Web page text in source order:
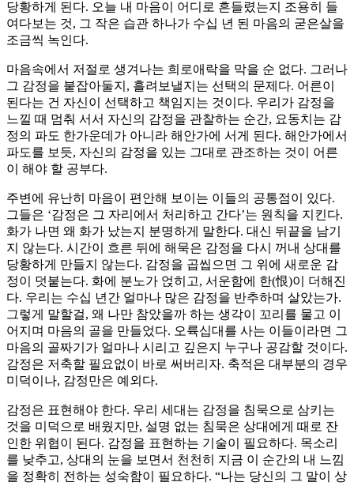
당황하게 된다. 오늘 내 마음이 어디로 흔들렸는지 조용히 들
여다보는 것, 그 작은 습관 하나가 수십 년 된 마음의 굳은살을
조금씩 녹인다.
마음속에서 저절로 생겨나는 희로애락을 막을 순 없다. 그러나
그 감정을 붙잡아둘지, 흘려보낼지는 선택의 문제다. 어른이
된다는 건 자신이 선택하고 책임지는 것이다. 우리가 감정을
느낄 때 멈춰 서서 자신의 감정을 관찰하는 순간, 요동치는 감
정의 파도 한가운데가 아니라 해안가에 서게 된다. 해안가에서
파도를 보듯, 자신의 감정을 있는 그대로 관조하는 것이 어른
이 해야 할 공부다.
주변에 유난히 마음이 편안해 보이는 이들의 공통점이 있다.
그들은 ‘감정은 그 자리에서 처리하고 간다’는 원칙을 지킨다.
화가 나면 왜 화가 났는지 분명하게 말한다. 대신 뒤끝을 남기
지 않는다. 시간이 흐른 뒤에 해묵은 감정을 다시 꺼내 상대를
당황하게 만들지 않는다. 감정을 곱씹으면 그 위에 새로운 감
정이 덧붙는다. 화에 분노가 얹히고, 서운함에 한(恨)이 더해진
다. 우리는 수십 년간 얼마나 많은 감정을 반추하며 살았는가.
그렇게 말할걸, 왜 나만 참았을까 하는 생각이 꼬리를 물고 이
어지며 마음의 골을 만들었다. 오륙십대를 사는 이들이라면 그
마음의 골짜기가 얼마나 시리고 깊은지 누구나 공감할 것이다.
감정은 저축할 필요없이 바로 써버리자. 축적은 대부분의 경우
미덕이나, 감정만은 예외다.
감정은 표현해야 한다. 우리 세대는 감정을 침묵으로 삼키는
것을 미덕으로 배웠지만, 설명 없는 침묵은 상대에게 때로 잔
인한 위협이 된다. 감정을 표현하는 기술이 필요하다. 목소리
를 낮추고, 상대의 눈을 보면서 천천히 지금 이 순간의 내 느낌
을 정확히 전하는 성숙함이 필요하다. “나는 당신의 그 말이 상